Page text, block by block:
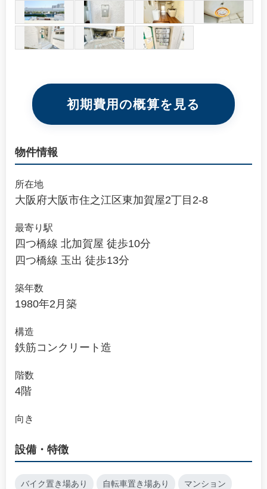
初期費用の概算を見る
物件情報
所在地
大阪府大阪市住之江区東加賀屋2丁目2-8
最寄り駅
四つ橋線 北加賀屋 徒歩10分
四つ橋線 玉出 徒歩13分
築年数
1980年2月築
構造
鉄筋コンクリート造
階数
4階
向き
設備・特徴
バイク置き場あり 自転車置き場あり マンション